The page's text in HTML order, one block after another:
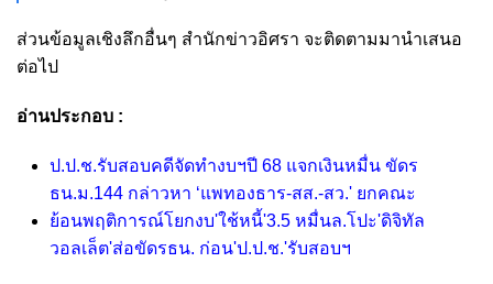
ส่วนข้อมูลเชิงลึกอื่นๆ สำนักข่าวอิศรา จะติดตามมานำเสนอ
ต่อไป
อ่านประกอบ :
ป.ป.ช.รับสอบคดีจัดทำงบฯปี 68 แจกเงินหมื่น ขัดร
ธน.ม.144 กล่าวหา ‘แพทองธาร-สส.-สว.' ยกคณะ
ย้อนพฤติการณ์โยกงบ'ใช้หนี้'3.5 หมื่นล.โปะ'ดิจิทัล
วอลเล็ต'ส่อขัดรธน. ก่อน'ป.ป.ช.'รับสอบฯ